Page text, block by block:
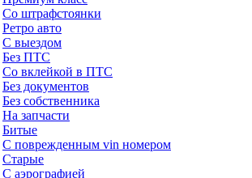
Со штрафстоянки
Ретро авто
С выездом
Без ПТС
Со вклейкой в ПТС
Без документов
Без собственника
На запчасти
Битые
С поврежденным vin номером
Старые
С аэрографией